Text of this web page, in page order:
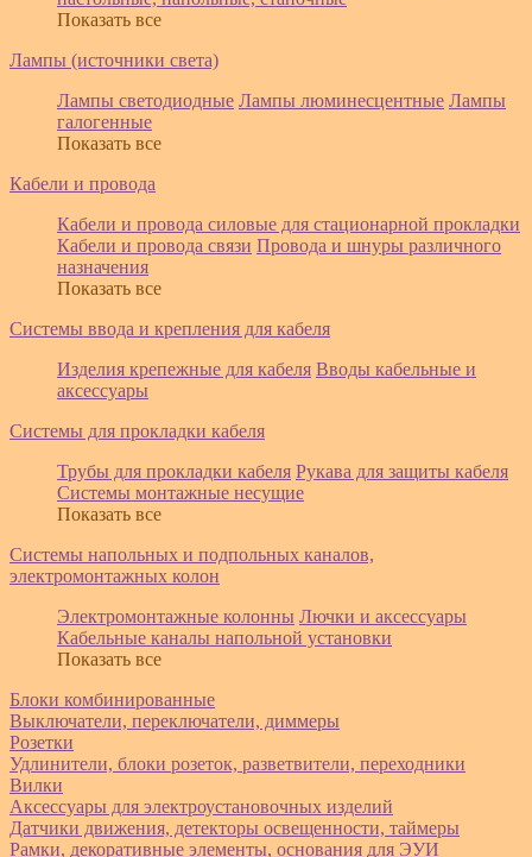
Показать все
Лампы (источники света)
Лампы светодиодные Лампы люминесцентные Лампы
галогенные
Показать все
Кабели и провода
Кабели и провода силовые для стационарной прокладки
Кабели и провода связи Провода и шнуры различного
назначения
Показать все
Системы ввода и крепления для кабеля
Изделия крепежные для кабеля Вводы кабельные и
аксессуары
Системы для прокладки кабеля
Трубы для прокладки кабеля Рукава для защиты кабеля
Системы монтажные несущие
Показать все
Системы напольных и подпольных каналов,
электромонтажных колон
Электромонтажные колонны Лючки и аксессуары
Кабельные каналы напольной установки
Показать все
Блоки комбинированные
Выключатели, переключатели, диммеры
Розетки
Удлинители, блоки розеток, разветвители, переходники
Вилки
Аксессуары для электроустановочных изделий
Датчики движения, детекторы освещенности, таймеры
Рамки, декоративные элементы, основания для ЭУИ